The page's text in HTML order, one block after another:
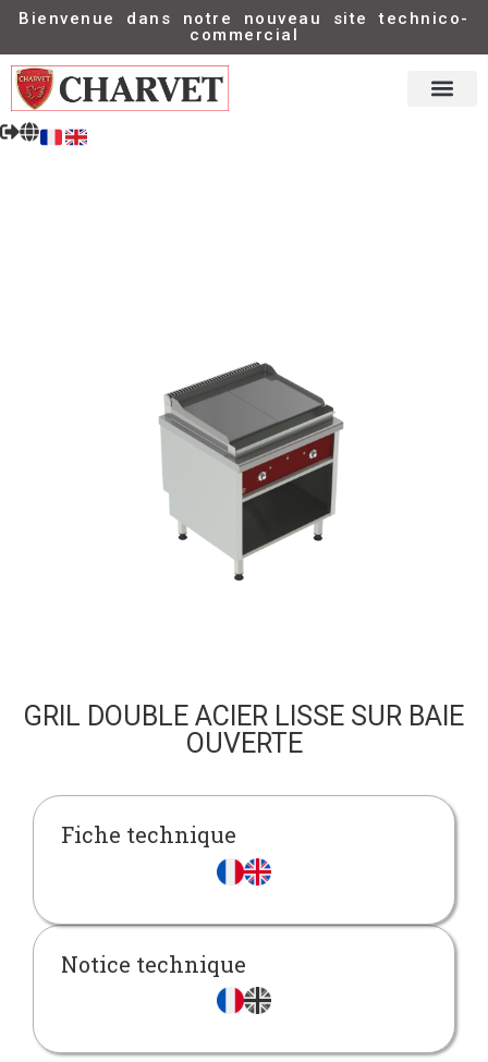
Bienvenue dans notre nouveau site technico-
commercial
GRIL DOUBLE ACIER LISSE SUR BAIE
OUVERTE
Fiche technique
Notice technique